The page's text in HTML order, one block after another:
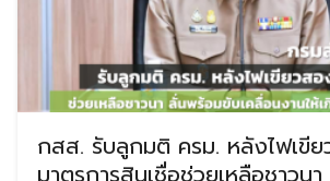
กสส. รับลูกมติ ครม. หลังไฟเขี
มาตรการสินเชื่อช่วยเหลือชาวนา